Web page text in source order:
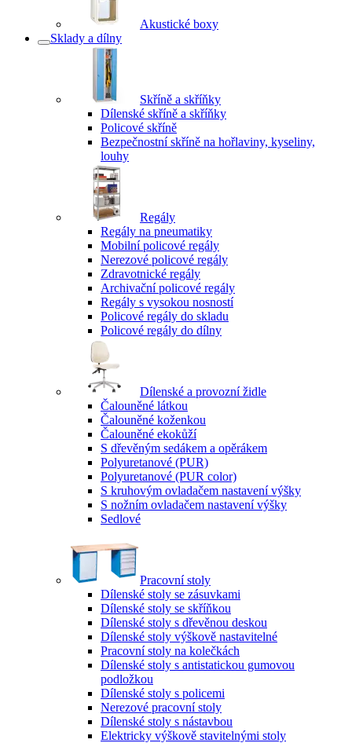
Akustické boxy
Sklady a dílny
Skříně a skříňky
Dílenské skříně a skříňky
Policové skříně
Bezpečnostní skříně na hořlaviny, kyseliny,
louhy
Regály
Regály na pneumatiky
Mobilní policové regály
Nerezové policové regály
Zdravotnické regály
Archivační policové regály
Regály s vysokou nosností
Policové regály do skladu
Policové regály do dílny
Dílenské a provozní židle
Čalouněné látkou
Čalouněné koženkou
Čalouněné ekokůží
S dřevěným sedákem a opěrákem
Polyuretanové (PUR)
Polyuretanové (PUR color)
S kruhovým ovladačem nastavení výšky
S nožním ovladačem nastavení výšky
Sedlové
Pracovní stoly
Dílenské stoly se zásuvkami
Dílenské stoly se skříňkou
Dílenské stoly s dřevěnou deskou
Dílenské stoly výškově nastavitelné
Pracovní stoly na kolečkách
Dílenské stoly s antistatickou gumovou
podložkou
Dílenské stoly s policemi
Nerezové pracovní stoly
Dílenské stoly s nástavbou
Elektricky výškově stavitelnými stoly